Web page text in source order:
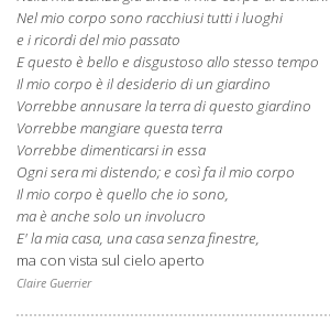
Nel mio corpo sono racchiusi tutti i luoghi
e i ricordi del mio passato
E questo è bello e disgustoso allo stesso tempo
Il mio corpo è il desiderio di un giardino
Vorrebbe annusare la terra di questo giardino
Vorrebbe mangiare questa terra
Vorrebbe dimenticarsi in essa
Ogni sera mi distendo; e così fa il mio corpo
Il mio corpo è quello che io sono,
ma è anche solo un involucro
E' la mia casa, una casa senza finestre,
ma con vista sul cielo aperto
Claire Guerrier